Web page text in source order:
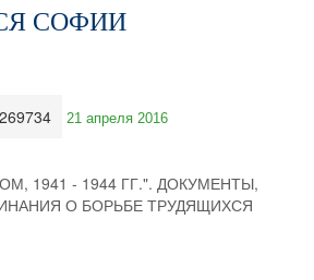
СОФИИ
21 апреля 2016
1941 - 1944 ГГ.". ДОКУМЕНТЫ,
О БОРЬБЕ ТРУДЯЩИХСЯ